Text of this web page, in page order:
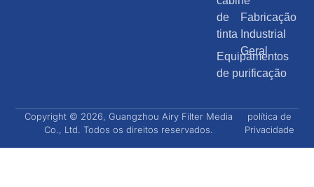
de
tinta
Equipamentos
de purificação
Fabricação
Industrial
Geral
Copyright © 2026, Guangzhou Airy Filter Media
Co., Ltd. Todos os direitos reservados.
política de
Privacidade